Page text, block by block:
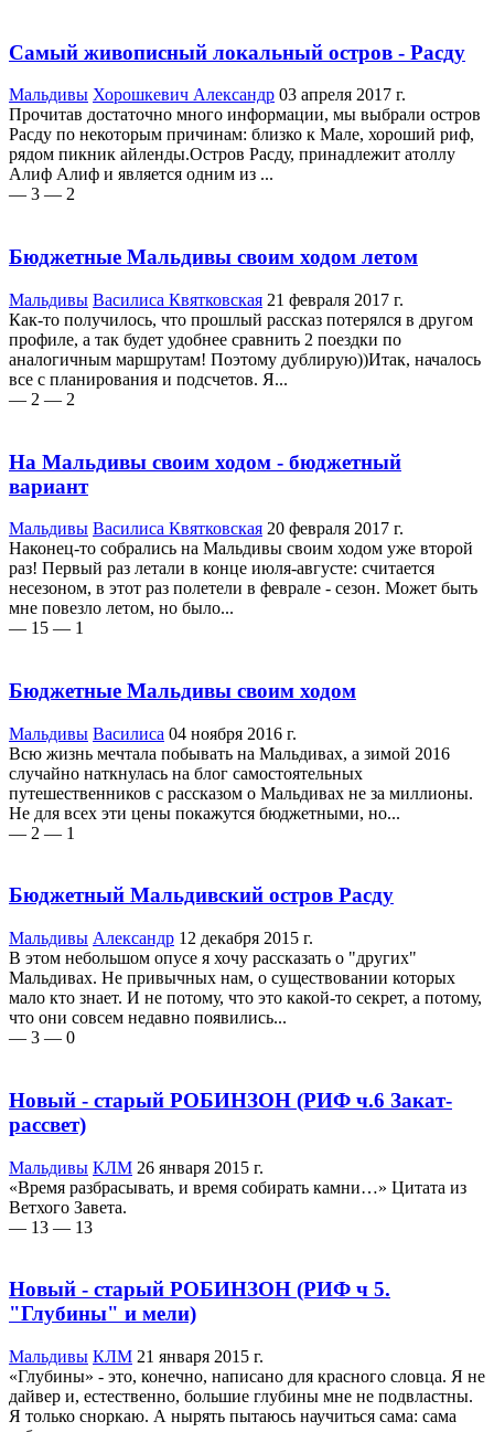
Самый живописный локальный остров - Расду
Мальдивы Хорошкевич Александр 03 апреля 2017 г.
Прочитав достаточно много информации, мы выбрали остров
Расду по некоторым причинам: близко к Мале, хороший риф,
рядом пикник айленды.Остров Расду, принадлежит атоллу
Алиф Алиф и является одним из ...
— 3 — 2
Бюджетные Мальдивы своим ходом летом
Мальдивы Василиса Квятковская 21 февраля 2017 г.
Как-то получилось, что прошлый рассказ потерялся в другом
профиле, а так будет удобнее сравнить 2 поездки по
аналогичным маршрутам! Поэтому дублирую))Итак, началось
все с планирования и подсчетов. Я...
— 2 — 2
На Мальдивы своим ходом - бюджетный
вариант
Мальдивы Василиса Квятковская 20 февраля 2017 г.
Наконец-то собрались на Мальдивы своим ходом уже второй
раз! Первый раз летали в конце июля-августе: считается
несезоном, в этот раз полетели в феврале - сезон. Может быть
мне повезло летом, но было...
— 15 — 1
Бюджетные Мальдивы своим ходом
Мальдивы Василиса 04 ноября 2016 г.
Всю жизнь мечтала побывать на Мальдивах, а зимой 2016
случайно наткнулась на блог самостоятельных
путешественников с рассказом о Мальдивах не за миллионы.
Не для всех эти цены покажутся бюджетными, но...
— 2 — 1
Бюджетный Мальдивский остров Расду
Мальдивы Александр 12 декабря 2015 г.
В этом небольшом опусе я хочу рассказать о "других"
Мальдивах. Не привычных нам, о существовании которых
мало кто знает. И не потому, что это какой-то секрет, а потому,
что они совсем недавно появились...
— 3 — 0
Новый - старый РОБИНЗОН (РИФ ч.6 Закат-
рассвет)
Мальдивы КЛМ 26 января 2015 г.
«Время разбрасывать, и время собирать камни…» Цитата из
Ветхого Завета.
— 13 — 13
Новый - старый РОБИНЗОН (РИФ ч 5.
"Глубины" и мели)
Мальдивы КЛМ 21 января 2015 г.
«Глубины» - это, конечно, написано для красного словца. Я не
дайвер и, естественно, большие глубины мне не подвластны.
Я только сноркаю. А нырять пытаюсь научиться сама: сама